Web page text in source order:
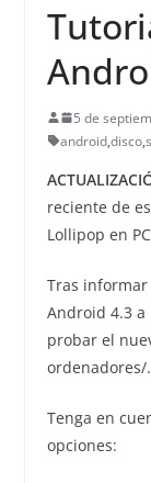
5 de
android,disco,
reciente de
Lollipop en
Tras
Android 4.3 a
probar el
ordenadores/.
Tenga en
opciones: